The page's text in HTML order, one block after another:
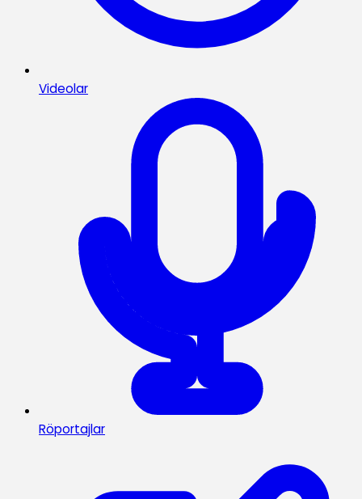
Videolar
Röportajlar